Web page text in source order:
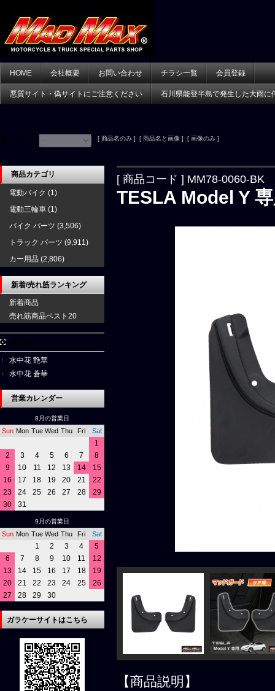
HOME 会社概要 お問い合わせ チラシ一覧 会員登録
悪質サイト・偽サイトにご注意ください 石川県能登半島で発生した大雨に
[ 商品名のみ ] [ 商品名と画像 ] [ 画像のみ ]
[ 商品コード ] MM78-0060-BK
TESLA Model Y
【商品説明】
商品カテゴリ
電動バイク (1)
電動三輪車 (1)
バイク パーツ (3,506)
トラック パーツ (9,911)
カー用品 (2,806)
新着/売れ筋ランキング
新着商品
売れ筋商品ベスト20
水中花 艶華
水中花 蒼華
営業カレンダー
8月の営業日
Sun Mon Tue Wed Thu Fri Sat
1
2
3 4 5 6 7
8
9
10 11 12 13 14
15
16
17 18 19 20 21
22
23
24 25 26 27 28
29
30
31
9月の営業日
Sun Mon Tue Wed Thu Fri Sat
1 2 3 4
5
6
7 8 9 10 11
12
13
14 15 16 17 18
19
20
21 22 23 24 25
26
27
28 29 30
ガラケーサイトはこちら